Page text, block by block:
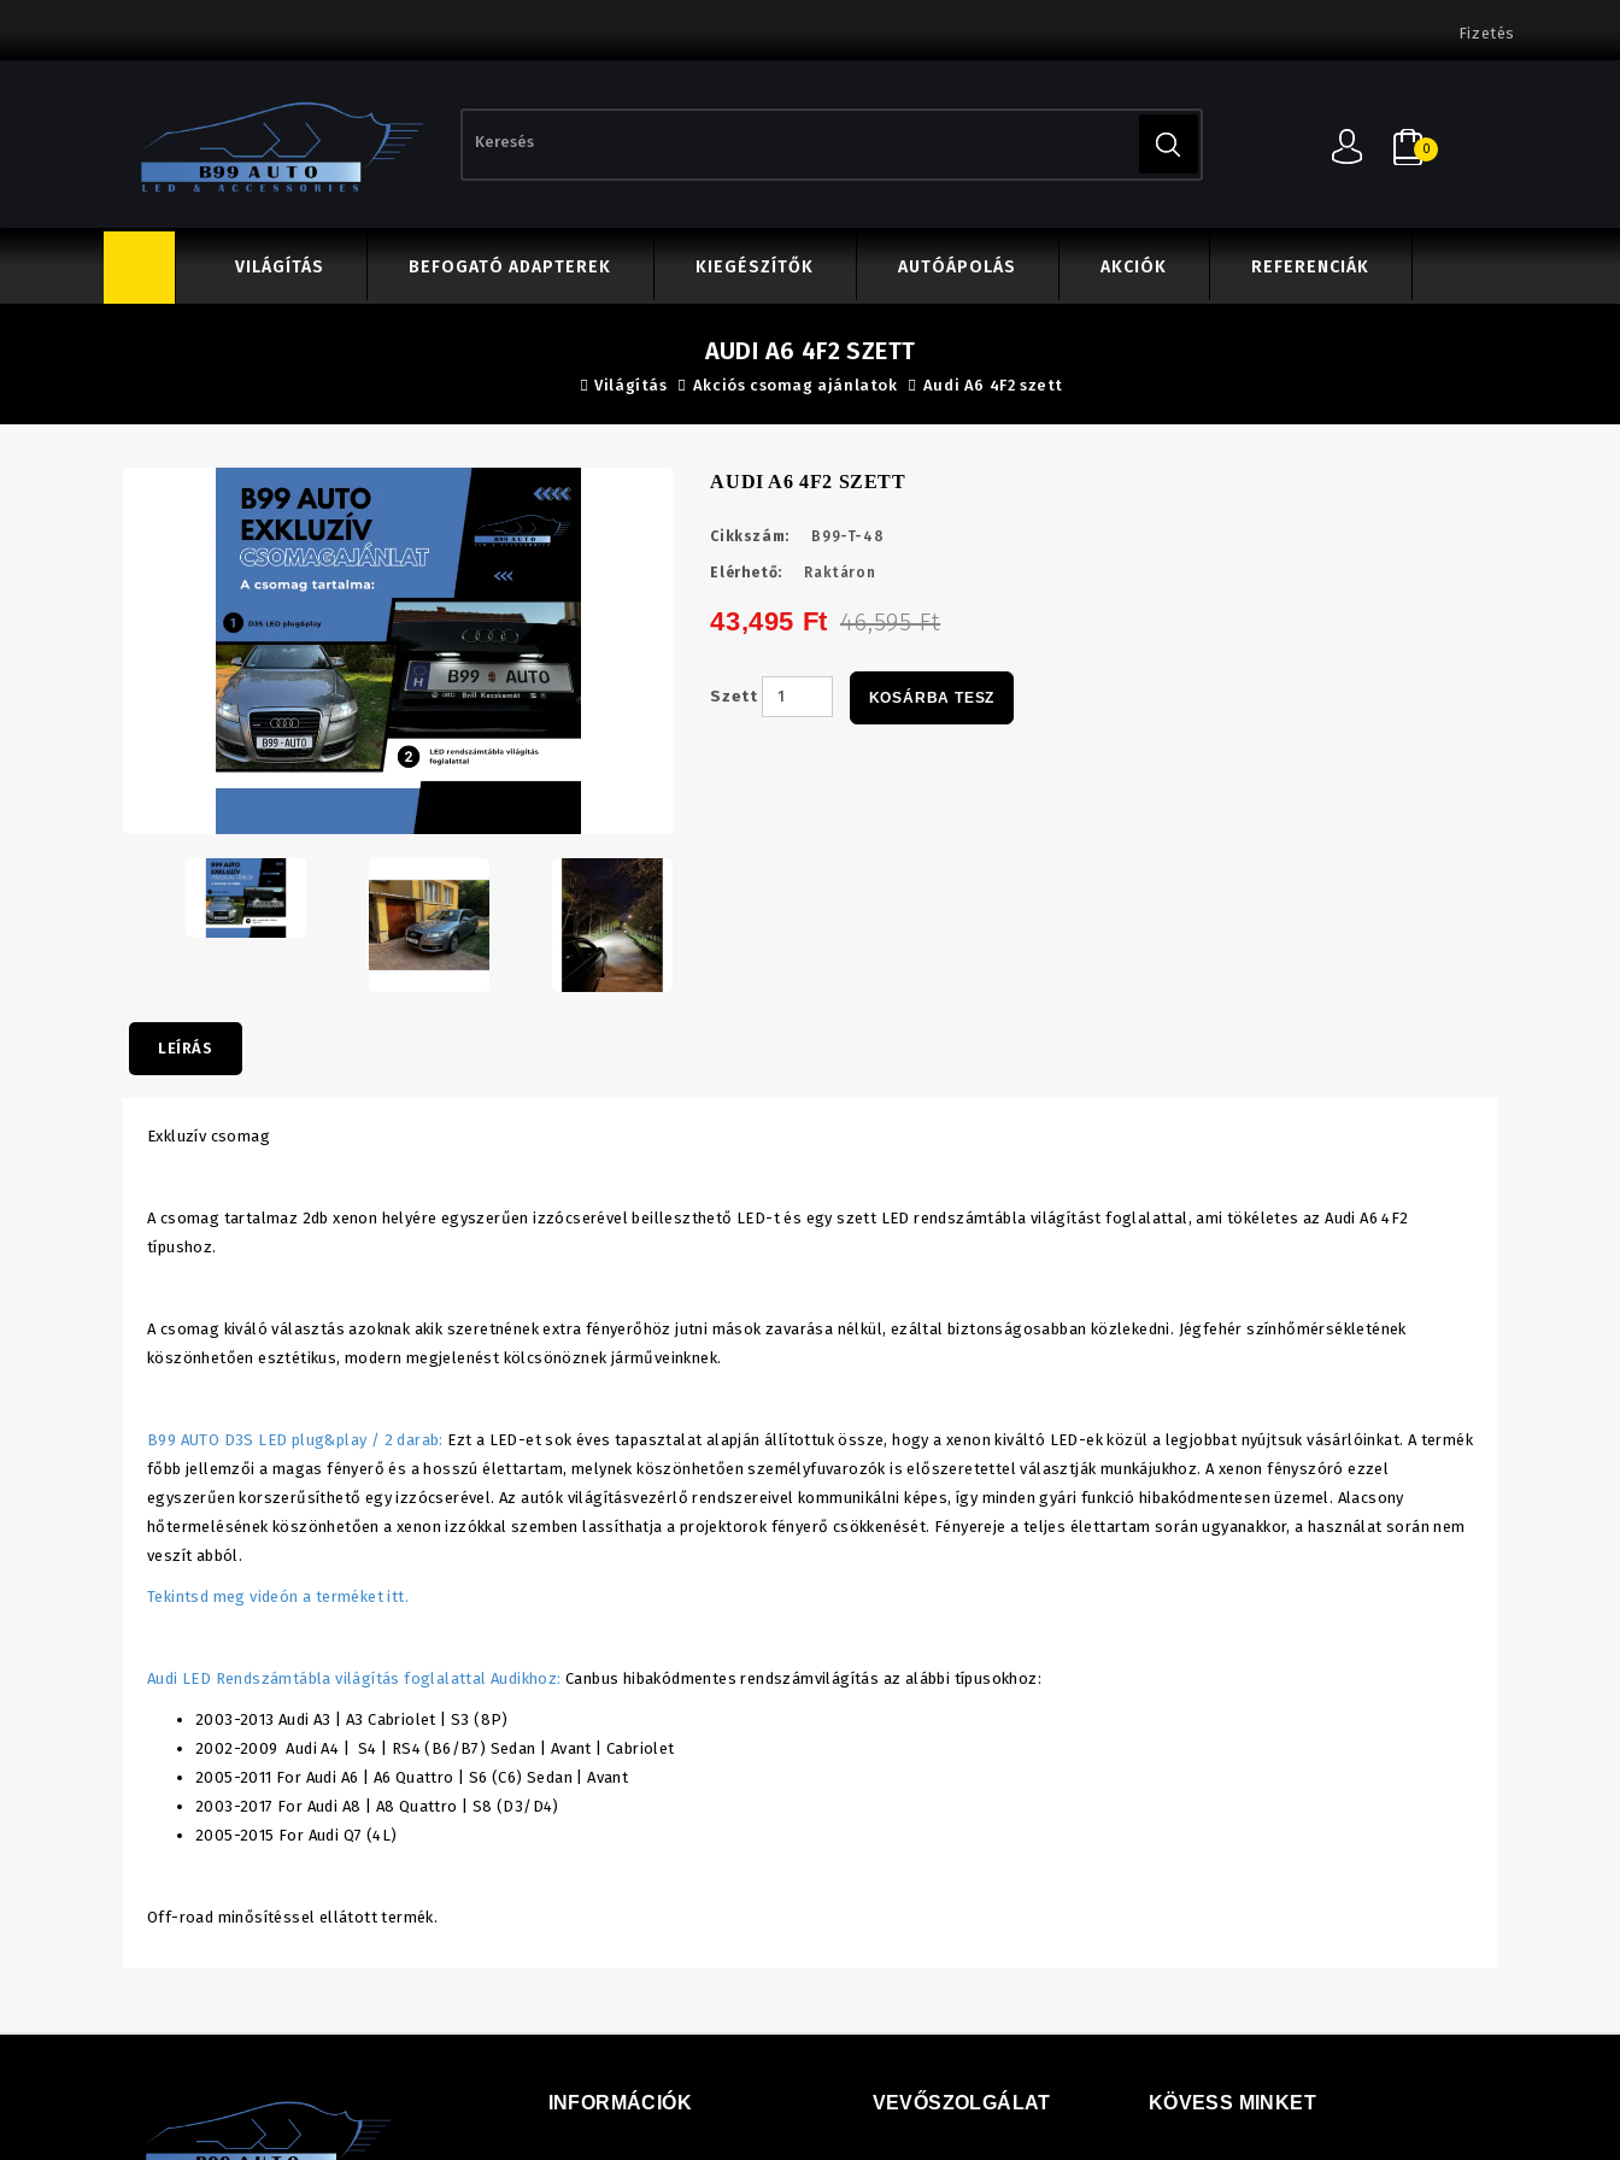
Fizetés
0
VILÁGÍTÁS BEFOGATÓ ADAPTEREK KIEGÉSZÍTŐK AUTÓÁPOLÁS AKCIÓK REFERENCIÁK
AUDI A6 4F2 SZETT
Világítás Akciós csomag ajánlatok Audi A6 4F2 szett
AUDI A6 4F2 SZETT
Cikkszám: B99-T-48
Elérhető: Raktáron
43,495 Ft 46,595 Ft
Szett KOSÁRBA TESZ
LEÍRÁS
Exkluzív csomag
A csomag tartalmaz 2db xenon helyére egyszerűen izzócserével beilleszthető LED-t és egy szett LED rendszámtábla világítást foglalattal, ami tökéletes az Audi A6 4F2
típushoz.
A csomag kiváló választás azoknak akik szeretnének extra fényerőhöz jutni mások zavarása nélkül, ezáltal biztonságosabban közlekedni. Jégfehér színhőmérsékletének
köszönhetően esztétikus, modern megjelenést kölcsönöznek járműveinknek.
B99 AUTO D3S LED plug&play / 2 darab: Ezt a LED-et sok éves tapasztalat alapján állítottuk össze, hogy a xenon kiváltó LED-ek közül a legjobbat nyújtsuk vásárlóinkat. A termék
főbb jellemzői a magas fényerő és a hosszú élettartam, melynek köszönhetően személyfuvarozók is előszeretettel választják munkájukhoz. A xenon fényszóró ezzel
egyszerűen korszerűsíthető egy izzócserével. Az autók világításvezérlő rendszereivel kommunikálni képes, így minden gyári funkció hibakódmentesen üzemel. Alacsony
hőtermelésének köszönhetően a xenon izzókkal szemben lassíthatja a projektorok fényerő csökkenését. Fényereje a teljes élettartam során ugyanakkor, a használat során nem
veszít abból.
Tekintsd meg videón a terméket itt.
Audi LED Rendszámtábla világítás foglalattal Audikhoz: Canbus hibakódmentes rendszámvilágítás az alábbi típusokhoz:
2003-2013 Audi A3 | A3 Cabriolet | S3 (8P)
2002-2009 Audi A4 | S4 | RS4 (B6/B7) Sedan | Avant | Cabriolet
2005-2011 For Audi A6 | A6 Quattro | S6 (C6) Sedan | Avant
2003-2017 For Audi A8 | A8 Quattro | S8 (D3/D4)
2005-2015 For Audi Q7 (4L)
Off-road minősítéssel ellátott termék.
INFORMÁCIÓK VEVŐSZOLGÁLAT KÖVESS MINKET